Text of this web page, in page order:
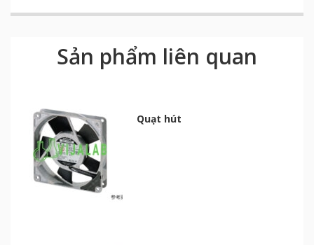
Sản phẩm liên quan
Quạt hút